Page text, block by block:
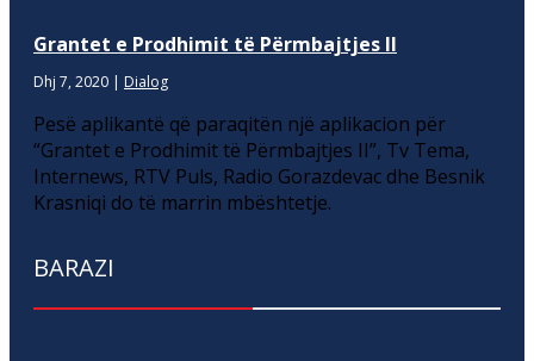
Grantet e Prodhimit të Përmbajtjes II
Dhj 7, 2020 | Dialog
Pesë aplikantë që paraqitën një aplikacion për
“Grantet e Prodhimit të Përmbajtjes II”, Tv Tema,
Internews, RTV Puls, Radio Gorazdevac dhe Besnik
Krasniqi do të marrin mbështetje.
BARAZI